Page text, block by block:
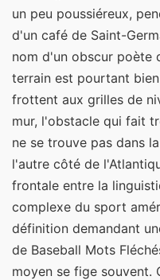
un peu poussiéreux,
d'un café de Saint-
nom d'un obscur poète
terrain est pourtant
frottent aux grilles de
mur, l'obstacle qui fait
ne se trouve pas dans
l'autre côté de
frontale entre la
complexe du sport
définition demandant
de Baseball Mots
moyen se fige souvent.